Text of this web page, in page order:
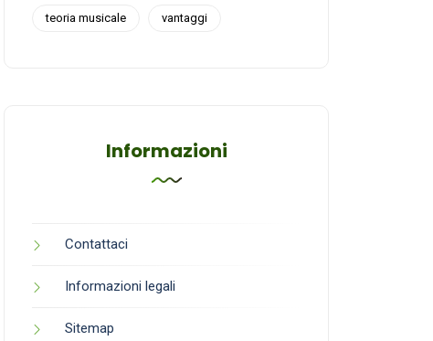
teoria musicale vantaggi
Informazioni
Contattaci
Informazioni legali
Sitemap